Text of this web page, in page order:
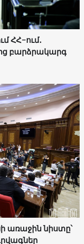
ՀՀ-ում․
բարձրակարգ
առաջին նիստը՝